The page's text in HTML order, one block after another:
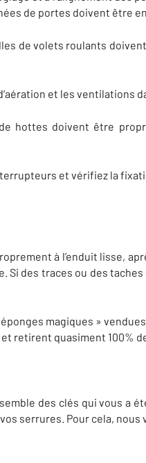
de portes doivent être
de volets roulants
et les ventilations
hottes doivent être
et vérifiez la
à l’enduit lisse,
Si des traces ou des
magiques »
retirent quasiment 100%
des clés qui vous a
serrures. Pour cela,